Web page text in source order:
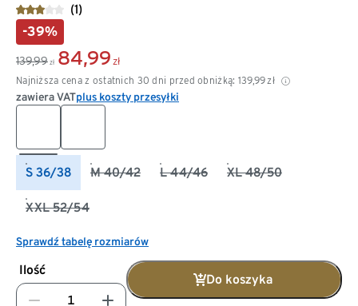
(1)
-39%
139,99 zł 84,99 zł
Najniższa cena z ostatnich 30 dni przed obniżką: 139,99 zł
zawiera VATplus koszty przesyłki
S 36/38 M 40/42 L 44/46 XL 48/50
XXL 52/54
Sprawdź tabelę rozmiarów
Ilość
Do koszyka